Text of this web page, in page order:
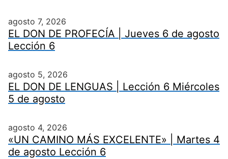
agosto 7, 2026
EL DON DE PROFECÍA | Jueves 6 de agosto
Lección 6
agosto 5, 2026
EL DON DE LENGUAS | Lección 6 Miércoles
5 de agosto
agosto 4, 2026
«UN CAMINO MÁS EXCELENTE» | Martes 4
de agosto Lección 6